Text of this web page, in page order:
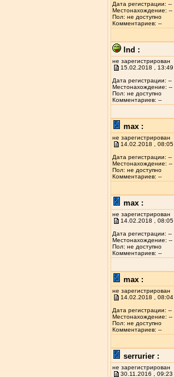
Дата регистрации: --
Местонахождение: --
Пол: не доступно
Комментариев: --
lnd :
не зарегистрирован
15.02.2018 , 13:49
Дата регистрации: --
Местонахождение: --
Пол: не доступно
Комментариев: --
max :
не зарегистрирован
14.02.2018 , 08:05
Дата регистрации: --
Местонахождение: --
Пол: не доступно
Комментариев: --
max :
не зарегистрирован
14.02.2018 , 08:05
Дата регистрации: --
Местонахождение: --
Пол: не доступно
Комментариев: --
max :
не зарегистрирован
14.02.2018 , 08:04
Дата регистрации: --
Местонахождение: --
Пол: не доступно
Комментариев: --
serrurier :
не зарегистрирован
30.11.2016 , 09:23